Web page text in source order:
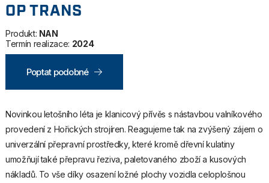
OP TRANS
Produkt: NAN
Termín realizace: 2024
Poptat podobné
Novinkou letošního léta je klanicový přívěs s nástavbou valníkového
provedení z Hořických strojíren. Reagujeme tak na zvýšený zájem o
univerzální přepravní prostředky, které kromě dřevní kulatiny
umožňují také přepravu řeziva, paletovaného zboží a kusových
nákladů. To vše díky osazení ložné plochy vozidla celoplošnou